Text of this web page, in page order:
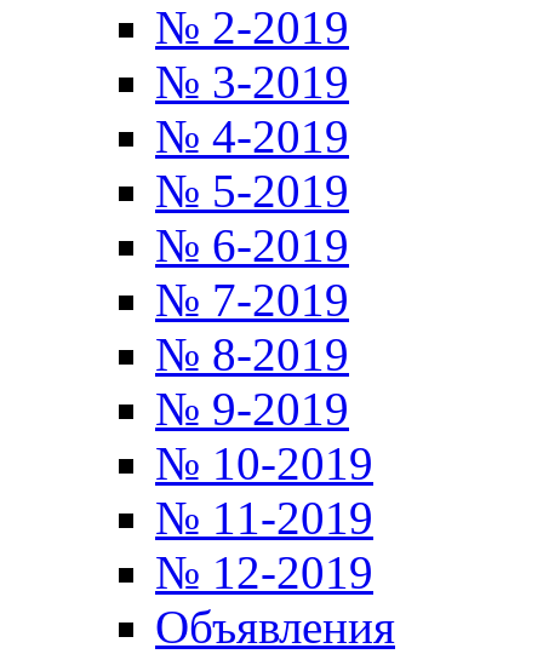
№ 2-2019
№ 3-2019
№ 4-2019
№ 5-2019
№ 6-2019
№ 7-2019
№ 8-2019
№ 9-2019
№ 10-2019
№ 11-2019
№ 12-2019
Объявления